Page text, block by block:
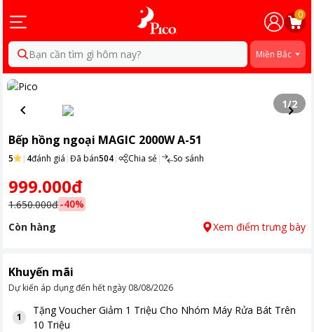
0
Bạn cần tìm gì hôm nay? Miền Bắc
1/2
Bếp hồng ngoại MAGIC 2000W A-51
5 | 4đánh giá |Đã bán504| Chia sẻ| So sánh
999.000đ
1.650.000đ-40%
Còn hàng
Xem điểm trưng bày
Khuyến mãi
Dự kiến áp dụng đến hết ngày 08/08/2026
1
TặngVoucher Giảm 1 Triệu Cho Nhóm Máy Rửa Bát Trên
10 Triệu